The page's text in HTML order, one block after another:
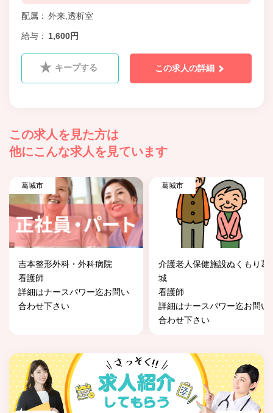
配属 外来,透析室
給与 1,600円
キープする この求人の詳細
この求人を見た方は
他にこんな求人を見ています
葛城市
吉本整形外科・外科病院
看護師
詳細はナースパワー迄お問い
合わせ下さい
葛城市
介護老人保健施設ぬくもり葛
城
看護師
詳細はナースパワー迄お問い
合わせ下さい